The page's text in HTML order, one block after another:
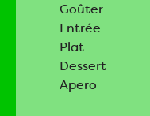
Goûter
Entrée
Plat
Dessert
Apero